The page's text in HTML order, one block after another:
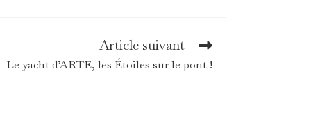
Article suivant
Le yacht d’ARTE, les Étoiles sur le pont !